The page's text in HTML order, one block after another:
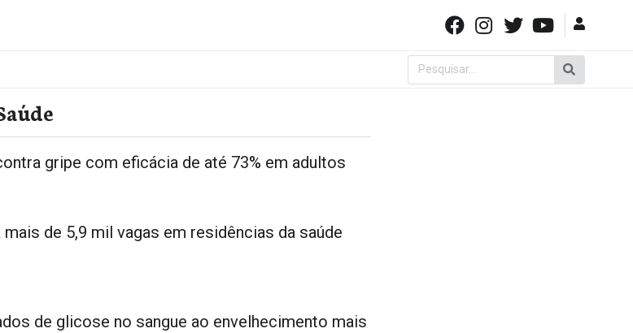
Pesquisar
por:
gripe com eficácia de até 73% em adultos
de 5,9 mil vagas em residências da saúde
de glicose no sangue ao envelhecimento mais